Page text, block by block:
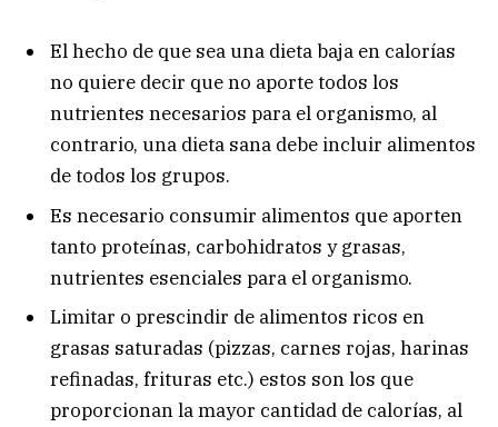
El hecho de que sea una dieta baja en calorías
no quiere decir que no aporte todos los
nutrientes necesarios para el organismo, al
contrario, una dieta sana debe incluir alimentos
de todos los grupos.
Es necesario consumir alimentos que aporten
tanto proteínas, carbohidratos y grasas,
nutrientes esenciales para el organismo.
Limitar o prescindir de alimentos ricos en
grasas saturadas (pizzas, carnes rojas, harinas
refinadas, frituras etc.) estos son los que
proporcionan la mayor cantidad de calorías, al